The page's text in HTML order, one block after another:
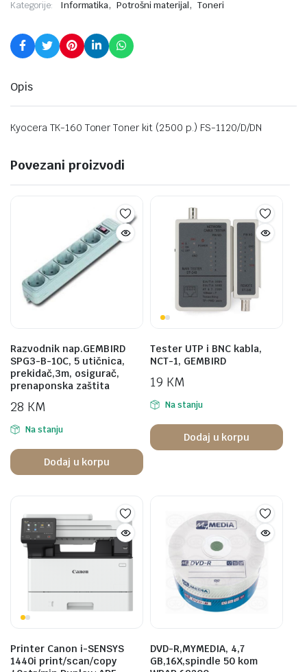
Kategorije: Informatika, Potrošni materijal, Toneri
Opis
Kyocera TK-160 Toner Toner kit (2500 p.) FS-1120/D/DN
Povezani proizvodi
Razvodnik nap.GEMBIRD
SPG3-B-10C, 5 utičnica,
prekidač,3m, osigurač,
prenaponska zaštita
28 KM
Na stanju
Dodaj u korpu
Tester UTP i BNC kabla,
NCT-1, GEMBIRD
19 KM
Na stanju
Dodaj u korpu
Printer Canon i-SENSYS
1440i print/scan/copy
DVD-R,MYMEDIA, 4,7
GB,16X,spindle 50 kom